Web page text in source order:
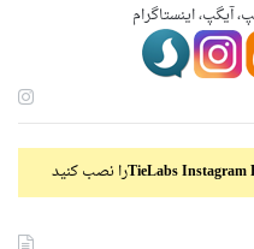
آیگپ، اینستاگرام
TieLabs Instagramرا نصب کنید